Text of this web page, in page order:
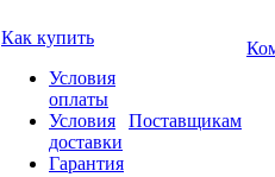
Как купить
Условия
оплаты
Условия
доставки
Гарантия
Поставщикам